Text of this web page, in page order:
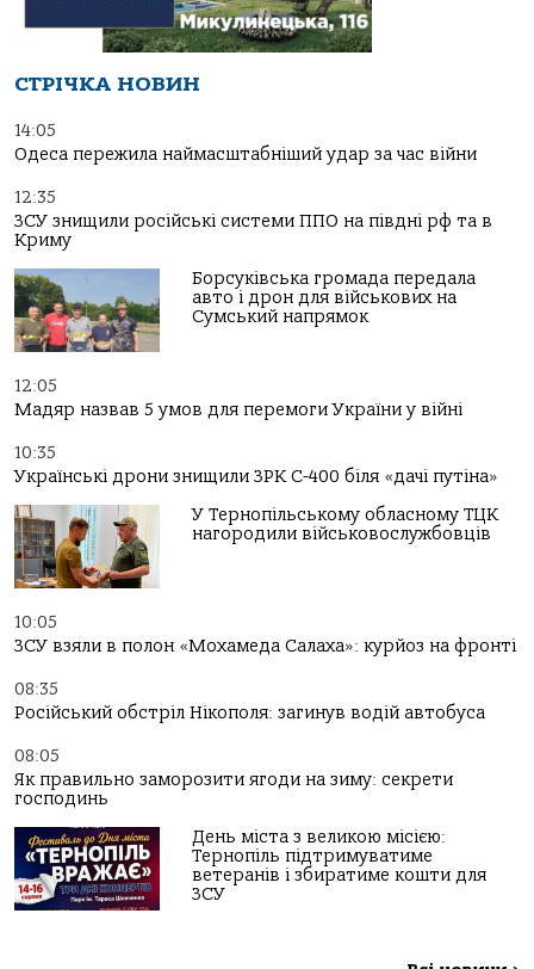
СТРІЧКА НОВИН
14:05
Одеса пережила наймасштабніший удар за час війни
12:35
ЗСУ знищили російські системи ППО на півдні рф та в
Криму
Борсуківська громада передала
авто і дрон для військових на
Сумський напрямок
12:05
Мадяр назвав 5 умов для перемоги України у війні
10:35
Українські дрони знищили ЗРК С-400 біля «дачі путіна»
У Тернопільському обласному ТЦК
нагородили військовослужбовців
10:05
ЗСУ взяли в полон «Мохамеда Салаха»: курйоз на фронті
08:35
Російський обстріл Нікополя: загинув водій автобуса
08:05
Як правильно заморозити ягоди на зиму: секрети
господинь
День міста з великою місією:
Тернопіль підтримуватиме
ветеранів і збиратиме кошти для
ЗСУ